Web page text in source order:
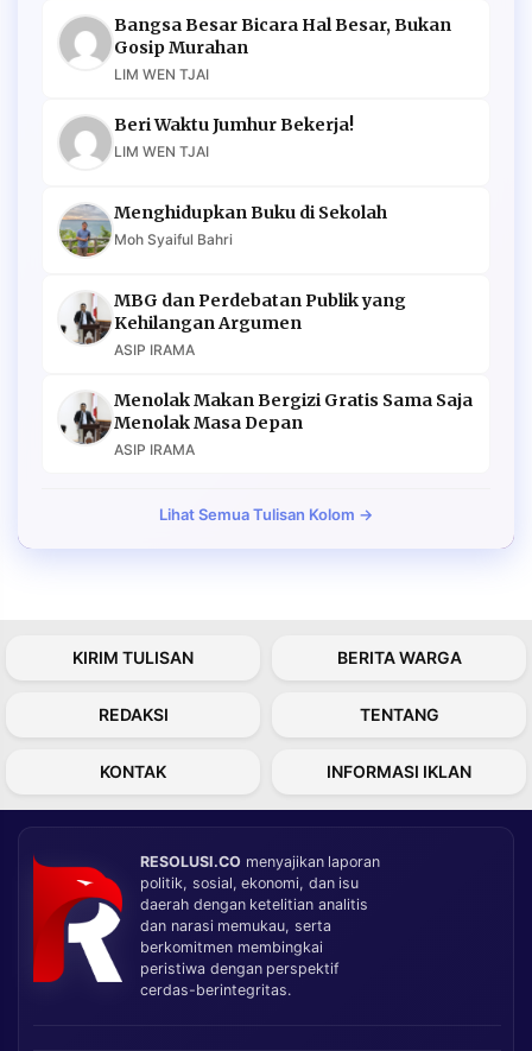
Bangsa Besar Bicara Hal Besar, Bukan
Gosip Murahan
LIM WEN TJAI
Beri Waktu Jumhur Bekerja!
LIM WEN TJAI
Menghidupkan Buku di Sekolah
Moh Syaiful Bahri
MBG dan Perdebatan Publik yang
Kehilangan Argumen
ASIP IRAMA
Menolak Makan Bergizi Gratis Sama Saja
Menolak Masa Depan
ASIP IRAMA
Lihat Semua Tulisan Kolom →
KIRIM TULISAN BERITA WARGA
REDAKSI TENTANG
KONTAK INFORMASI IKLAN
RESOLUSI.CO menyajikan laporan
politik, sosial, ekonomi, dan isu
daerah dengan ketelitian analitis
dan narasi memukau, serta
berkomitmen membingkai
peristiwa dengan perspektif
cerdas-berintegritas.